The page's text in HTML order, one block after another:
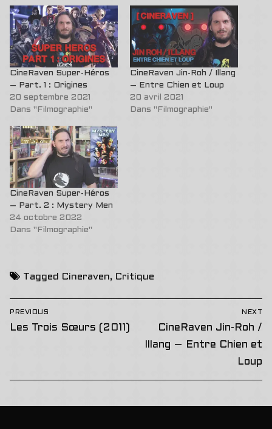
CineRaven Super-Héros
– Part. 1 : Origines
20 septembre 2021
Dans "Filmographie"
CineRaven Jin-Roh / Illang
– Entre Chien et Loup
20 avril 2021
Dans "Filmographie"
CineRaven Super-Héros
– Part. 2 : Mystery Men
24 octobre 2022
Dans "Filmographie"
Tagged Cineraven, Critique
Navigation
de
PREVIOUS
Previous
Les Trois Sœurs (2011)
NEXT
Next
post:
CineRaven Jin-Roh /
Illang – Entre Chien et
Loup